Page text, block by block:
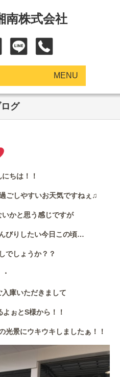
南株式会社
MENU
グ
ちは！！
ごしやすいお天気ですねぇ♫
かと思う感じですが
びりしたい今日この頃…
でしょうか？？
・
庫いただきまして
よぉとS様から！！
光景にウキウキしましたぁ！！